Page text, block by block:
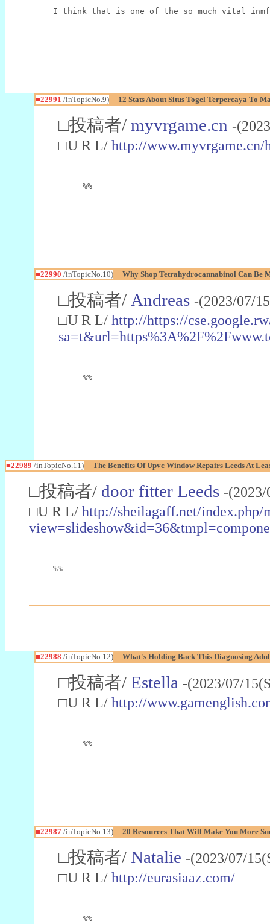
I think that is one of the so much vital
■22991 /inTopicNo.9) 12 Stats About Situs Togel Terpercaya To
□投稿者/ myvrgame.cn -
□U R L/ http://www.myvrgame.cn/
%%
■22990 /inTopicNo.10) Why Shop Tetrahydrocannabinol Can Be
□投稿者/ Andreas -(2023/07/
□U R L/ http://https://
%%
■22989 /inTopicNo.11) The Benefits Of Upvc Window Repairs Leeds At
□投稿者/ door fitter Leeds -
□U R L/ http://sheilagaff.net/index.php/
%%
■22988 /inTopicNo.12) What's Holding Back This Diagnosing
□投稿者/ Estella -(2023/07/
□U R L/ http://
%%
■22987/inTopicNo.13) 20 Resources That Will Make You More
□投稿者/ Natalie -(2023/07/
□U R L/ http://eurasiaaz.com/
%%